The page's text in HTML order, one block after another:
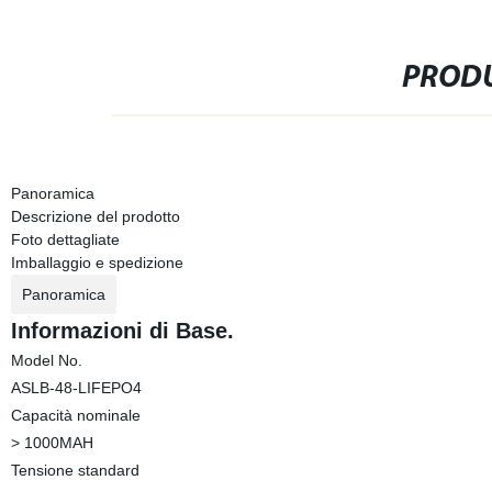
Panoramica
Descrizione del prodotto
Foto dettagliate
Imballaggio e spedizione
Panoramica
Informazioni di Base.
Model No.
ASLB-48-LIFEPO4
Capacità nominale
> 1000MAH
Tensione standard